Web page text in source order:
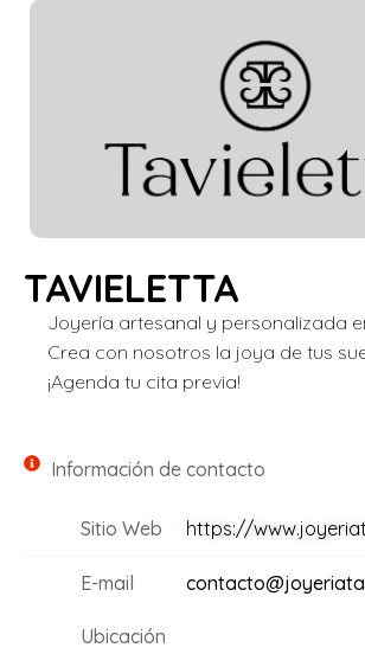
TAVIELETTA
Joyería artesanal y personalizada
Crea con nosotros la joya de tus
¡Agenda tu cita previa!
Información de contacto
Sitio Web https://
E-mail
Ubicación